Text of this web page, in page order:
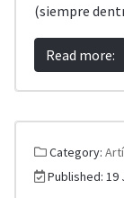
(siempre
Read more:
Category:
Published: 19